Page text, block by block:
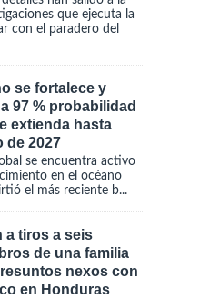
que ejecuta la
con el paradero del
se fortalece y
97 % probabilidad
extienda hasta
de 2027
se encuentra activo
en el océano
el más reciente b...
a tiros a seis
de una familia
nexos con
en Honduras